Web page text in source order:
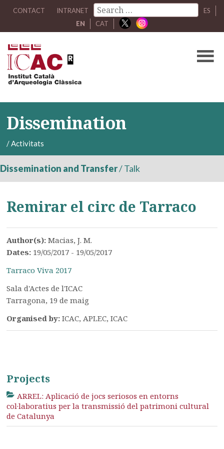
CONTACT INTRANET
ES
EN
CAT
Dissemination
/Activitats
Dissemination and Transfer/Talk
Remirar el circ de Tarraco
Author(s):Macias, J. M.
Dates: 19/05/2017 - 19/05/2017
Tarraco Viva 2017
Sala d'Actes de l'ICAC
Tarragona, 19 de maig
Organised by:ICAC, APLEC, ICAC
Projects
ARREL: Aplicació de jocs seriosos en entorns
col·laboratius per la transmissió del patrimoni cultural
de Catalunya